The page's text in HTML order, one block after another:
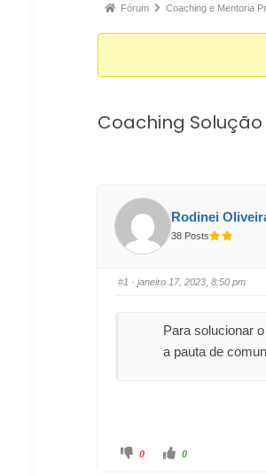
Fórum Coaching e Mentoria
Coaching Solução
Rodinei
38 Posts
#1 · janeiro 17, 2023, 8:50 pm
Para solucionar
a pauta de
0 0